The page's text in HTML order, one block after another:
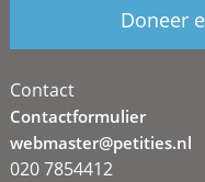
Doneer
Contact
Contactformulier
webmaster@petities.nl
020 7854412